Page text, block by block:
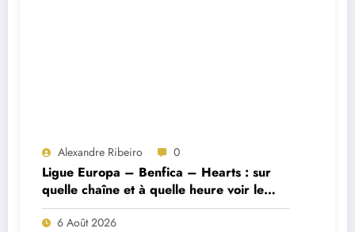
Alexandre Ribeiro 0
Ligue Europa – Benfica – Hearts : sur
quelle chaîne et à quelle heure voir le
match ?
6 Août 2026